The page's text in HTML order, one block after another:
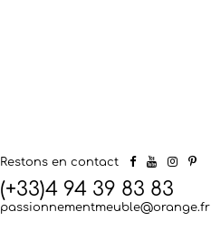
Restons en contact
(+33)4 94 39 83 83
passionnementmeuble@orange.fr